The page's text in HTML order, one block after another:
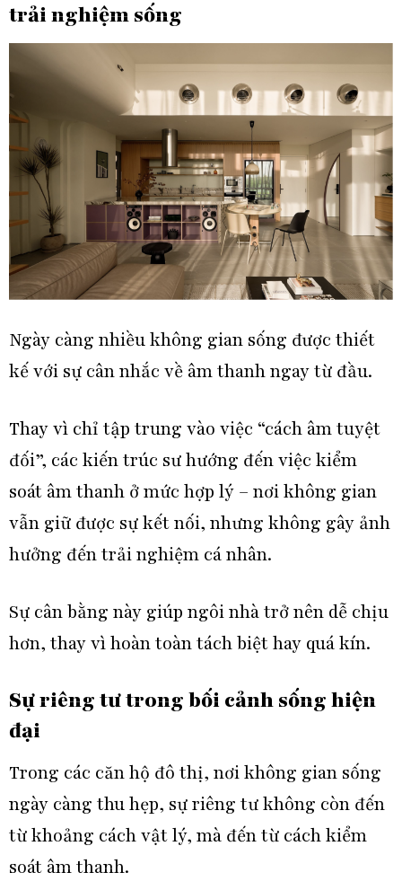
trải nghiệm sống
Ngày càng nhiều không gian sống được thiết
kế với sự cân nhắc về âm thanh ngay từ đầu.
Thay vì chỉ tập trung vào việc “cách âm tuyệt
đối”, các kiến trúc sư hướng đến việc kiểm
soát âm thanh ở mức hợp lý – nơi không gian
vẫn giữ được sự kết nối, nhưng không gây ảnh
hưởng đến trải nghiệm cá nhân.
Sự cân bằng này giúp ngôi nhà trở nên dễ chịu
hơn, thay vì hoàn toàn tách biệt hay quá kín.
Sự riêng tư trong bối cảnh sống hiện
đại
Trong các căn hộ đô thị, nơi không gian sống
ngày càng thu hẹp, sự riêng tư không còn đến
từ khoảng cách vật lý, mà đến từ cách kiểm
soát âm thanh.